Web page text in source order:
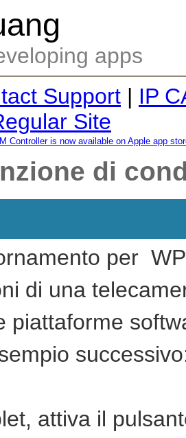
apps
Support | IP
Site
Controller is now available on Apple app
di
per
di una
piattaforme
attiva il